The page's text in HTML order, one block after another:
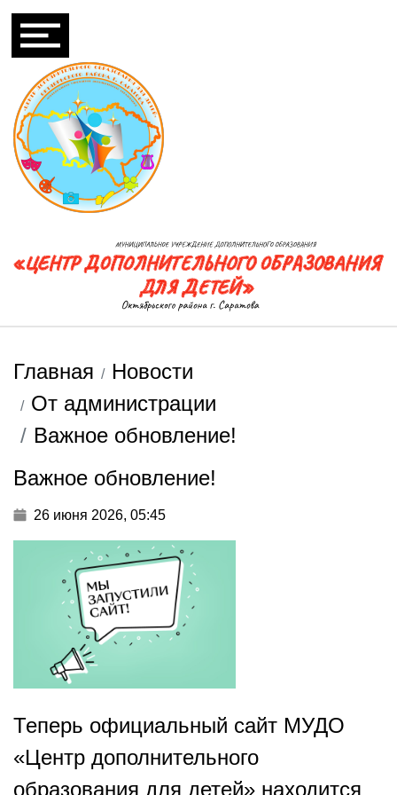
Главная
Новости
От администрации
Важное обновление!
Важное обновление!
26 июня 2026, 05:45
Теперь официальный сайт МУДО
«Центр дополнительного
образования для детей» находится